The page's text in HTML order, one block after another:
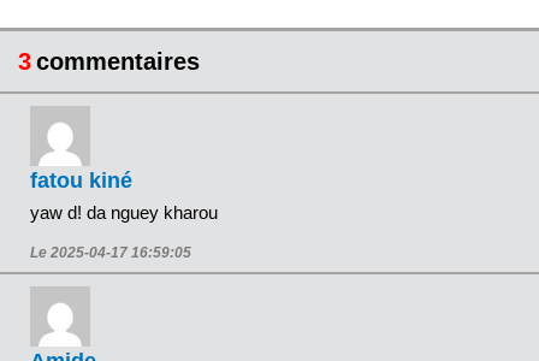
3commentaires
fatou kiné
yaw d! da nguey kharou
Le 2025-04-17 16:59:05